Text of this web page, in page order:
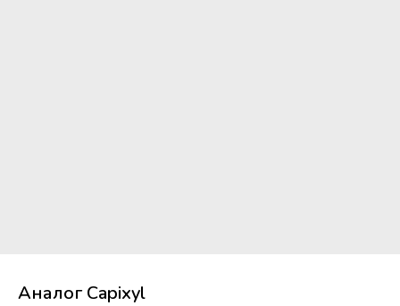
Аналог Capixyl